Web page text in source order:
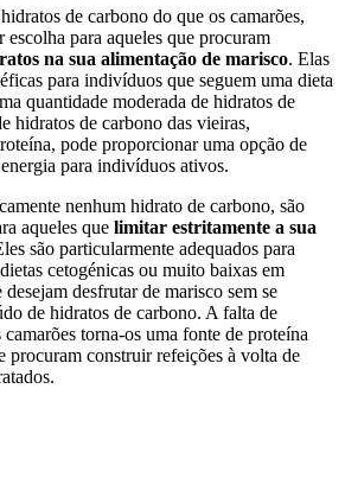
de carbono do que os camarões,
para aqueles que procuram
na sua alimentação de marisco. Elas
para indivíduos que seguem uma dieta
quantidade moderada de hidratos de
hidratos de carbono das vieiras,
pode proporcionar uma opção de
para indivíduos ativos.
nenhum hidrato de carbono, são
aqueles que limitar estritamente a sua
são particularmente adequados para
cetogénicas ou muito baixas em
desfrutar de marisco sem se
de hidratos de carbono. A falta de
torna-os uma fonte de proteína
procuram construir refeições à volta de